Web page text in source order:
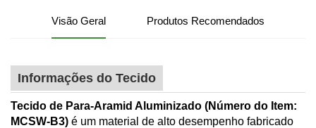
Visão Geral Produtos Recomendados
Informações do Tecido
Tecido de Para-Aramid Aluminizado (Número do Item:
MCSW-B3) é um material de alto desempenho fabricado